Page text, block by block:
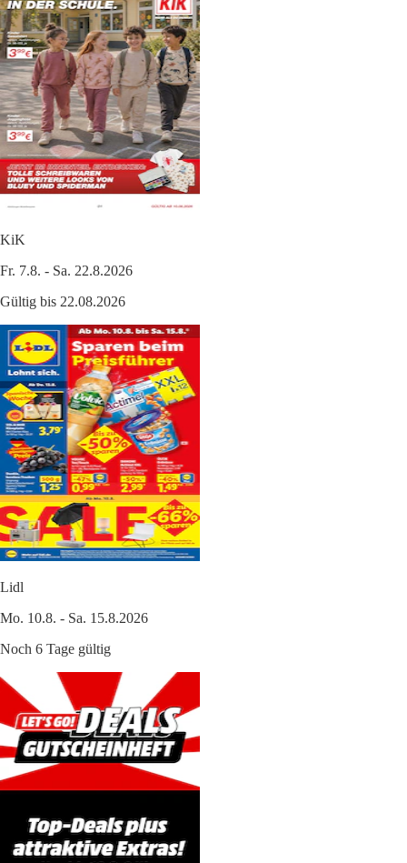
KiK
Fr. 7.8. - Sa. 22.8.2026
Gültig bis 22.08.2026
Lidl
Mo. 10.8. - Sa. 15.8.2026
Noch 6 Tage gültig